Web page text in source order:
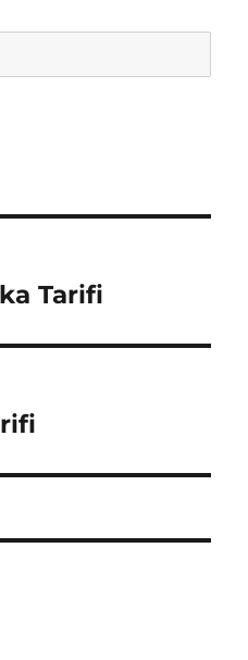
Tarifi